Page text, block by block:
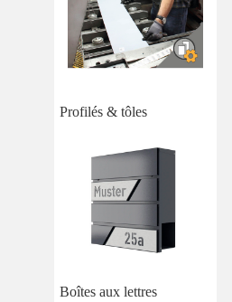
Profilés & tôles
Boîtes aux lettres